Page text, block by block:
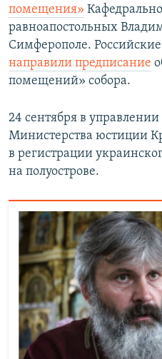
помещения»
равноапостольных
Симферополе.
направили предписание
помещений» собора.
24 сентября в управлении
Министерства юстиции
в регистрации
на полуострове.